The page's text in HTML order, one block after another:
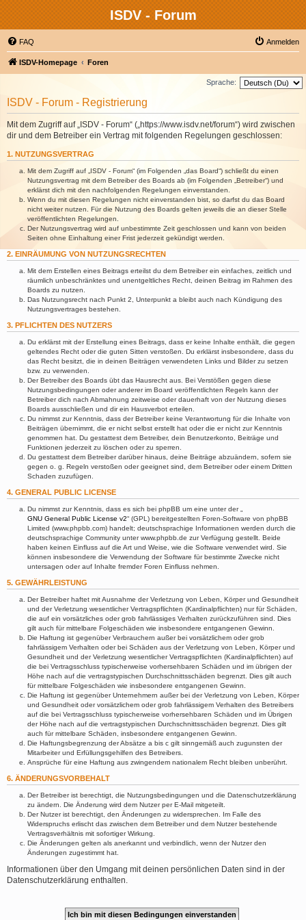
ISDV - Forum
FAQ Anmelden
ISDV-Homepage Foren
Sprache:
ISDV - Forum - Registrierung
Mit dem Zugriff auf „ISDV - Forum“ („https://www.isdv.net/forum“) wird zwischen
dir und dem Betreiber ein Vertrag mit folgenden Regelungen geschlossen:
1. NUTZUNGSVERTRAG
Mit dem Zugriff auf „ISDV - Forum“ (im Folgenden „das Board“) schließt du einen
Nutzungsvertrag mit dem Betreiber des Boards ab (im Folgenden „Betreiber“) und
erklärst dich mit den nachfolgenden Regelungen einverstanden.
Wenn du mit diesen Regelungen nicht einverstanden bist, so darfst du das Board
nicht weiter nutzen. Für die Nutzung des Boards gelten jeweils die an dieser Stelle
veröffentlichten Regelungen.
Der Nutzungsvertrag wird auf unbestimmte Zeit geschlossen und kann von beiden
Seiten ohne Einhaltung einer Frist jederzeit gekündigt werden.
2. EINRÄUMUNG VON NUTZUNGSRECHTEN
Mit dem Erstellen eines Beitrags erteilst du dem Betreiber ein einfaches, zeitlich und
räumlich unbeschränktes und unentgeltliches Recht, deinen Beitrag im Rahmen des
Boards zu nutzen.
Das Nutzungsrecht nach Punkt 2, Unterpunkt a bleibt auch nach Kündigung des
Nutzungsvertrages bestehen.
3. PFLICHTEN DES NUTZERS
Du erklärst mit der Erstellung eines Beitrags, dass er keine Inhalte enthält, die gegen
geltendes Recht oder die guten Sitten verstoßen. Du erklärst insbesondere, dass du
das Recht besitzt, die in deinen Beiträgen verwendeten Links und Bilder zu setzen
bzw. zu verwenden.
Der Betreiber des Boards übt das Hausrecht aus. Bei Verstößen gegen diese
Nutzungsbedingungen oder anderer im Board veröffentlichten Regeln kann der
Betreiber dich nach Abmahnung zeitweise oder dauerhaft von der Nutzung dieses
Boards ausschließen und dir ein Hausverbot erteilen.
Du nimmst zur Kenntnis, dass der Betreiber keine Verantwortung für die Inhalte von
Beiträgen übernimmt, die er nicht selbst erstellt hat oder die er nicht zur Kenntnis
genommen hat. Du gestattest dem Betreiber, dein Benutzerkonto, Beiträge und
Funktionen jederzeit zu löschen oder zu sperren.
Du gestattest dem Betreiber darüber hinaus, deine Beiträge abzuändern, sofern sie
gegen o. g. Regeln verstoßen oder geeignet sind, dem Betreiber oder einem Dritten
Schaden zuzufügen.
4. GENERAL PUBLIC LICENSE
Du nimmst zur Kenntnis, dass es sich bei phpBB um eine unter der „
GNU General Public License v2“ (GPL) bereitgestellten Foren-Software von phpBB
Limited (www.phpbb.com) handelt; deutschsprachige Informationen werden durch die
deutschsprachige Community unter www.phpbb.de zur Verfügung gestellt. Beide
haben keinen Einfluss auf die Art und Weise, wie die Software verwendet wird. Sie
können insbesondere die Verwendung der Software für bestimmte Zwecke nicht
untersagen oder auf Inhalte fremder Foren Einfluss nehmen.
5. GEWÄHRLEISTUNG
Der Betreiber haftet mit Ausnahme der Verletzung von Leben, Körper und Gesundheit
und der Verletzung wesentlicher Vertragspflichten (Kardinalpflichten) nur für Schäden,
die auf ein vorsätzliches oder grob fahrlässiges Verhalten zurückzuführen sind. Dies
gilt auch für mittelbare Folgeschäden wie insbesondere entgangenen Gewinn.
Die Haftung ist gegenüber Verbrauchern außer bei vorsätzlichem oder grob
fahrlässigem Verhalten oder bei Schäden aus der Verletzung von Leben, Körper und
Gesundheit und der Verletzung wesentlicher Vertragspflichten (Kardinalpflichten) auf
die bei Vertragsschluss typischerweise vorhersehbaren Schäden und im übrigen der
Höhe nach auf die vertragstypischen Durchschnittsschäden begrenzt. Dies gilt auch
für mittelbare Folgeschäden wie insbesondere entgangenen Gewinn.
Die Haftung ist gegenüber Unternehmern außer bei der Verletzung von Leben, Körper
und Gesundheit oder vorsätzlichem oder grob fahrlässigem Verhalten des Betreibers
auf die bei Vertragsschluss typischerweise vorhersehbaren Schäden und im Übrigen
der Höhe nach auf die vertragstypischen Durchschnittsschäden begrenzt. Dies gilt
auch für mittelbare Schäden, insbesondere entgangenen Gewinn.
Die Haftungsbegrenzung der Absätze a bis c gilt sinngemäß auch zugunsten der
Mitarbeiter und Erfüllungsgehilfen des Betreibers.
Ansprüche für eine Haftung aus zwingendem nationalem Recht bleiben unberührt.
6. ÄNDERUNGSVORBEHALT
Der Betreiber ist berechtigt, die Nutzungsbedingungen und die Datenschutzerklärung
zu ändern. Die Änderung wird dem Nutzer per E-Mail mitgeteilt.
Der Nutzer ist berechtigt, den Änderungen zu widersprechen. Im Falle des
Widerspruchs erlischt das zwischen dem Betreiber und dem Nutzer bestehende
Vertragsverhältnis mit sofortiger Wirkung.
Die Änderungen gelten als anerkannt und verbindlich, wenn der Nutzer den
Änderungen zugestimmt hat.
Informationen über den Umgang mit deinen persönlichen Daten sind in der
Datenschutzerklärung enthalten.